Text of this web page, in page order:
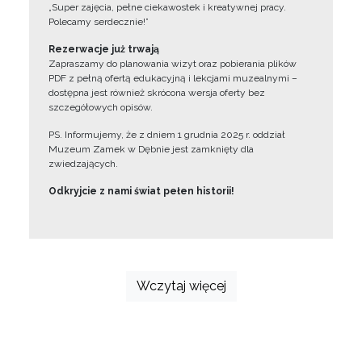
„Super zajęcia, pełne ciekawostek i kreatywnej pracy.
Polecamy serdecznie!”
Rezerwacje już trwają
Zapraszamy do planowania wizyt oraz pobierania plików
PDF z pełną ofertą edukacyjną i lekcjami muzealnymi –
dostępna jest również skrócona wersja oferty bez
szczegółowych opisów.
PS. Informujemy, że z dniem 1 grudnia 2025 r. oddział
Muzeum Zamek w Dębnie jest zamknięty dla
zwiedzających.
Odkryjcie z nami świat pełen historii!
Wczytaj więcej